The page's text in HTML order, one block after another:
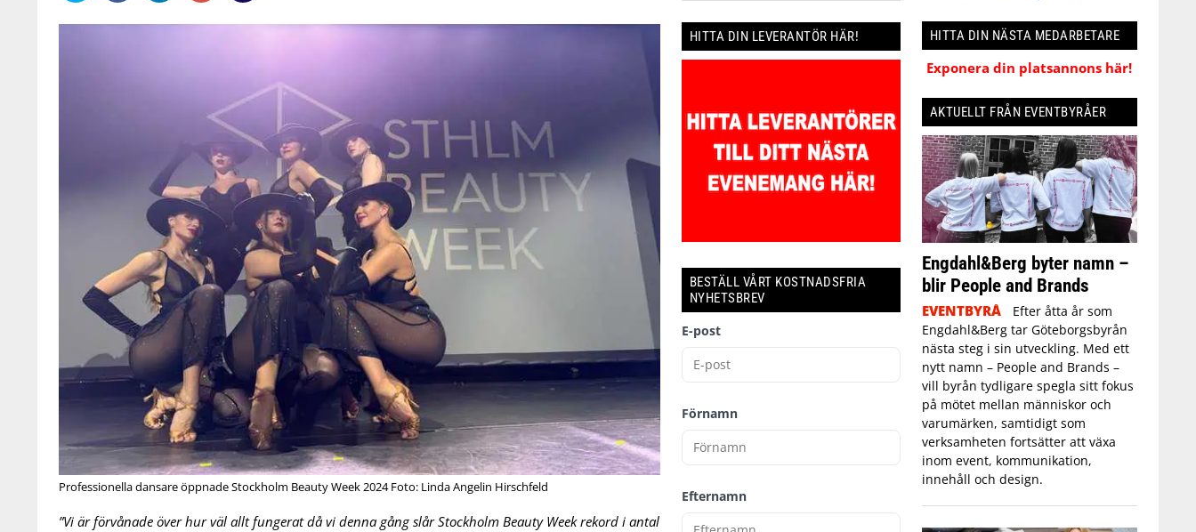
Professionella dansare öppnade Stockholm Beauty Week 2024 Foto: Linda Angelin Hirschfeld
”Vi är förvånade över hur väl allt fungerat då vi denna gång slår Stockholm Beauty Week rekord i antal
HITTA DIN LEVERANTÖR HÄR!
BESTÄLL VÅRT KOSTNADSFRIA
NYHETSBREV
E-post
Förnamn
Efternamn
HITTA DIN NÄSTA MEDARBETARE
Exponera din platsannons här!
AKTUELLT FRÅN EVENTBYRÅER
Engdahl&Berg byter namn –
blir People and Brands
EVENTBYRÅ
Efter åtta år som
Engdahl&Berg tar Göteborgsbyrån
nästa steg i sin utveckling. Med ett
nytt namn – People and Brands –
vill byrån tydligare spegla sitt fokus
på mötet mellan människor och
varumärken, samtidigt som
verksamheten fortsätter att växa
inom event, kommunikation,
innehåll och design.